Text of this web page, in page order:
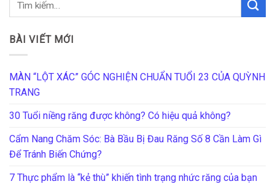
BÀI VIẾT MỚI
MÀN “LỘT XÁC” GÓC NGHIỆN CHUẨN TUỔI 23 CỦA QUỲNH
TRANG
30 Tuổi niềng răng được không? Có hiệu quả không?
Cẩm Nang Chăm Sóc: Bà Bầu Bị Đau Răng Số 8 Cần Làm Gì
Để Tránh Biến Chứng?
7 Thực phẩm là “kẻ thù” khiến tình trạng nhức răng của bạn